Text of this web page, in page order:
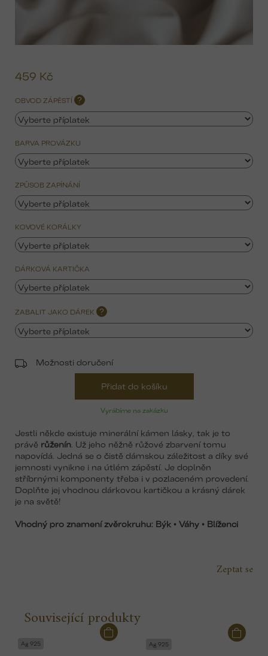
459 Kč
Vyrábíme na zakázku
OBVOD ZÁPĚSTÍ ?
BARVA PROVÁZKU
ZPŮSOB ZAPÍNÁNÍ
KOVOVÉ KORÁLKY
DÁRKOVÁ KARTIČKA
ZABALIT JAKO DÁREK ?
Možnosti doručení
Přidat do košíku
Jestli někde existuje minerální kámen lásky, tak je to
právě růženín . Už jeho něžně růžové zbarvení tomu
napovídá. Jedná se o čistě dámskou záležitost a díky své
jemnosti vynikne i na útlém zápěstí. Je doplněn
stříbrnými komponenty třeba i v pozlaceném provedení.
Doplňte jej vhodnou dárkovou kartičkou a krásný dárek
je na světě!
Vhodný pro znamení zvěrokruhu: Býk • Váhy • Blíženci
Zeptat se
Související produkty
Ag 925 Ag 925